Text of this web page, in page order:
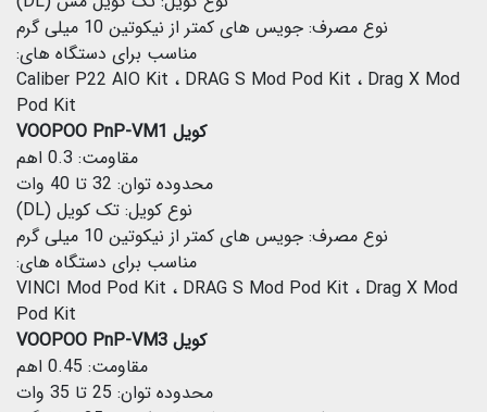
نوع مصرف: جویس های کمتر از نیکوتین 10 میلی گرم
مناسب برای دستگاه های:
Caliber P22 AIO Kit ، DRAG S Mod Pod Kit ، Drag X Mod
Pod Kit
کویل VOOPOO PnP-VM1
مقاومت: 0.3 اهم
محدوده توان: 32 تا 40 وات
نوع کویل: تک کویل (DL)
نوع مصرف: جویس های کمتر از نیکوتین 10 میلی گرم
مناسب برای دستگاه های:
VINCI Mod Pod Kit ، DRAG S Mod Pod Kit ، Drag X Mod
Pod Kit
کویل VOOPOO PnP-VM3
مقاومت: 0.45 اهم
محدوده توان: 25 تا 35 وات